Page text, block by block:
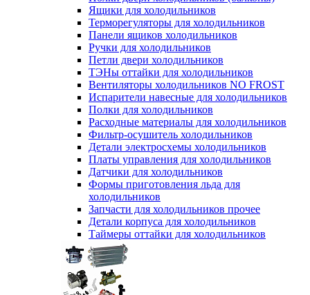
Ящики для холодильников
Терморегуляторы для холодильников
Панели ящиков холодильников
Ручки для холодильников
Петли двери холодильников
ТЭНы оттайки для холодильников
Вентиляторы холодильников NO FROST
Испарители навесные для холодильников
Полки для холодильников
Расходные материалы для холодильников
Фильтр-осушитель холодильников
Детали электросхемы холодильников
Платы управления для холодильников
Датчики для холодильников
Формы приготовления льда для
холодильников
Запчасти для холодильников прочее
Детали корпуса для холодильников
Таймеры оттайки для холодильников